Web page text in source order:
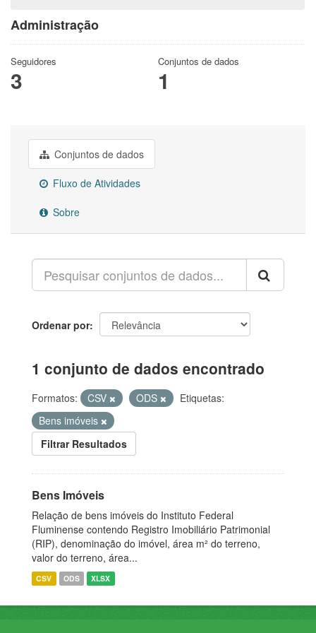
Administração
Seguidores
3
Conjuntos de dados
1
Conjuntos de dados
Fluxo de Atividades
Sobre
Ordenar por
1 conjunto de dados encontrado
Formatos: CSV ODS
Etiquetas:
Bens imóveis
Filtrar Resultados
Bens Imóveis
Relação de bens imóveis do Instituto Federal
Fluminense contendo Registro Imobiliário Patrimonial
(RIP), denominação do imóvel, área m² do terreno,
valor do terreno, área...
CSV ODS XLSX